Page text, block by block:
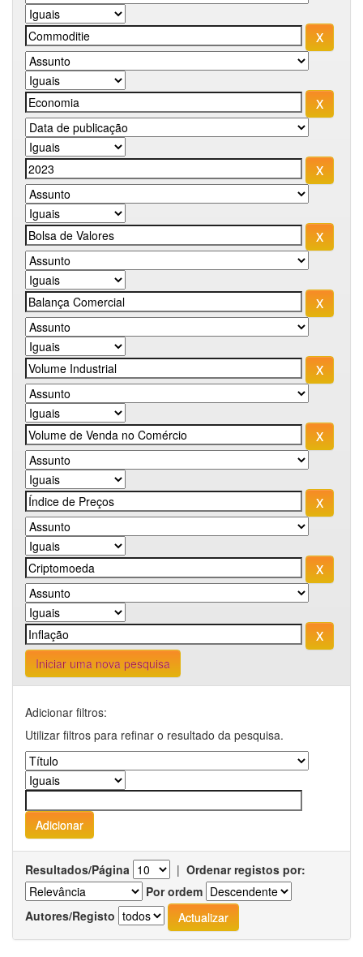
Iniciar uma nova pesquisa
Adicionar filtros:
Utilizar filtros para refinar o resultado da pesquisa.
Resultados/Página | Ordenar registos por:
Por ordem
Autores/Registo